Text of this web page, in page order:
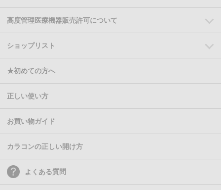
高度管理医療機器販売許可について
ショップリスト
★初めての方へ
正しい使い方
お買い物ガイド
カラコンの正しい開け方
よくある質問